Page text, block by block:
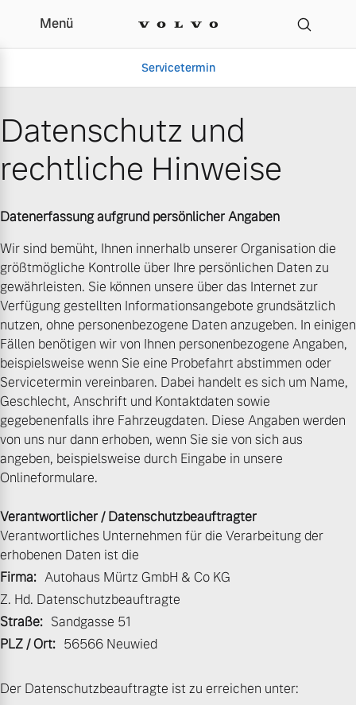
Datenschutz |
Menü
Servicetermin
Aktuelle Zubehörangebote
Volvo Gebrauchtwagenbörse
Gebrauchtwagen
Aktuelle Zubehörangebote
Zubehörkatalog
Aktuelle Serviceangebote
Service by Volvo
Über uns
Unser Team
Unsere News & Events
Datenschutz und
rechtliche Hinweise
Datenerfassung aufgrund persönlicher Angaben
Wir sind bemüht, Ihnen innerhalb unserer Organisation die
größtmögliche Kontrolle über Ihre persönlichen Daten zu
gewährleisten. Sie können unsere über das Internet zur
Verfügung gestellten Informationsangebote grundsätzlich
nutzen, ohne personenbezogene Daten anzugeben. In einigen
Fällen benötigen wir von Ihnen personenbezogene Angaben,
beispielsweise wenn Sie eine Probefahrt abstimmen oder
Servicetermin vereinbaren. Dabei handelt es sich um Name,
Geschlecht, Anschrift und Kontaktdaten sowie
gegebenenfalls ihre Fahrzeugdaten. Diese Angaben werden
von uns nur dann erhoben, wenn Sie sie von sich aus
angeben, beispielsweise durch Eingabe in unsere
Onlineformulare.
Verantwortlicher / Datenschutzbeauftragter
Verantwortliches Unternehmen für die Verarbeitung der
erhobenen Daten ist die
Firma: Autohaus Mürtz GmbH & Co KG
Z. Hd. Datenschutzbeauftragte
Straße: Sandgasse 51
PLZ / Ort: 56566 Neuwied
Der Datenschutzbeauftragte ist zu erreichen unter: